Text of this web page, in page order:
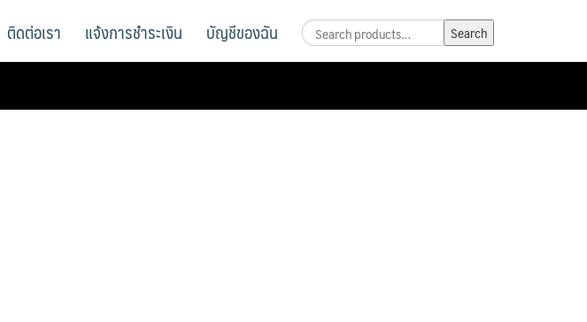
Search
for:
Search
ติดต่อเรา แจ้งการชำระเงิน บัญชีของฉัน